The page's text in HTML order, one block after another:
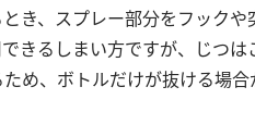
き、スプレー部分をフック
るしまい方ですが、じつは
め、ボトルだけが抜ける場